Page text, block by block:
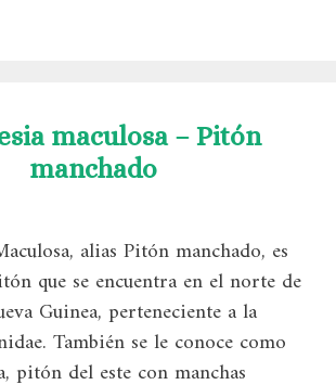
maculosa – Pitón
manchado
alias Pitón manchado, es
que se encuentra en el norte de
Guinea, perteneciente a la
También se le conoce como
pitón del este con manchas